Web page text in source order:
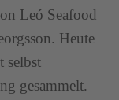
Leó Seafood
Heute
selbst
gesammelt.